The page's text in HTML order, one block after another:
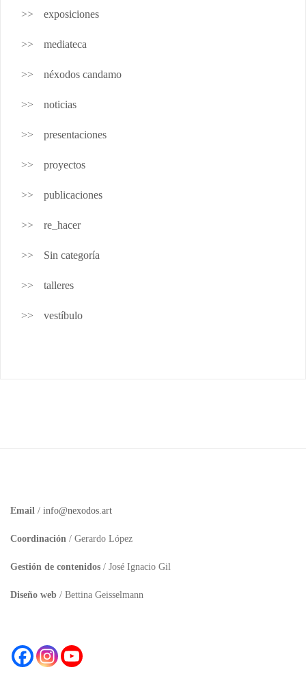
exposiciones
mediateca
néxodos candamo
noticias
presentaciones
proyectos
publicaciones
re_hacer
Sin categoría
talleres
vestíbulo
Email / info@nexodos.art
Coordinación / Gerardo López
Gestión de contenidos / José Ignacio Gil
Diseño web / Bettina Geisselmann